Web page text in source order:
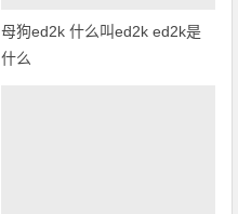
母狗ed2k 什么叫ed2k ed2k是
什么